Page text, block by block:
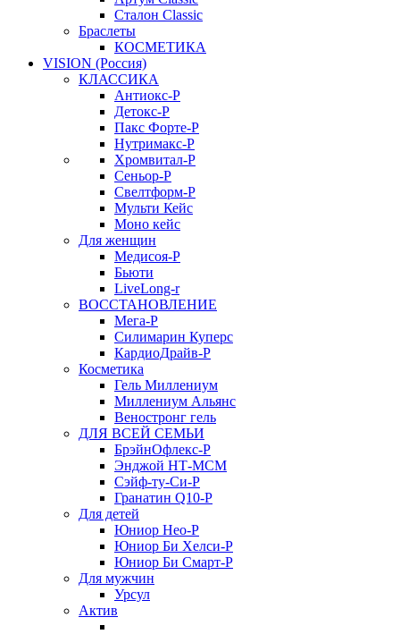
Сталон Classic
Браслеты
КОСМЕТИКА
VISION (Россия)
КЛАССИКА
Антиокс-Р
Детокс-Р
Пакс Форте-Р
Нутримакс-Р
Хромвитал-Р
Сеньор-Р
Свелтформ-Р
Мульти Кейс
Моно кейс
Для женщин
Медисоя-Р
Бьюти
LiveLong-r
ВОССТАНОВЛЕНИЕ
Мега-Р
Силимарин Куперс
КардиоДрайв-Р
Косметика
Гель Миллениум
Миллениум Альянс
Веностронг гель
ДЛЯ ВСЕЙ СЕМЬИ
БрэйнОфлекс-Р
Энджой НТ-МСМ
Сэйф-ту-Си-Р
Гранатин Q10-Р
Для детей
Юниор Нео-Р
Юниор Би Хелси-Р
Юниор Би Смарт-Р
Для мужчин
Урсул
Актив